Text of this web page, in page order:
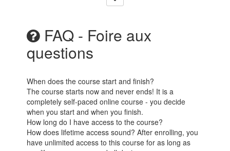
FAQ - Foire aux
questions
When does the course start and finish?
The course starts now and never ends! It is a
completely self-paced online course - you decide
when you start and when you finish.
How long do I have access to the course?
How does lifetime access sound? After enrolling, you
have unlimited access to this course for as long as